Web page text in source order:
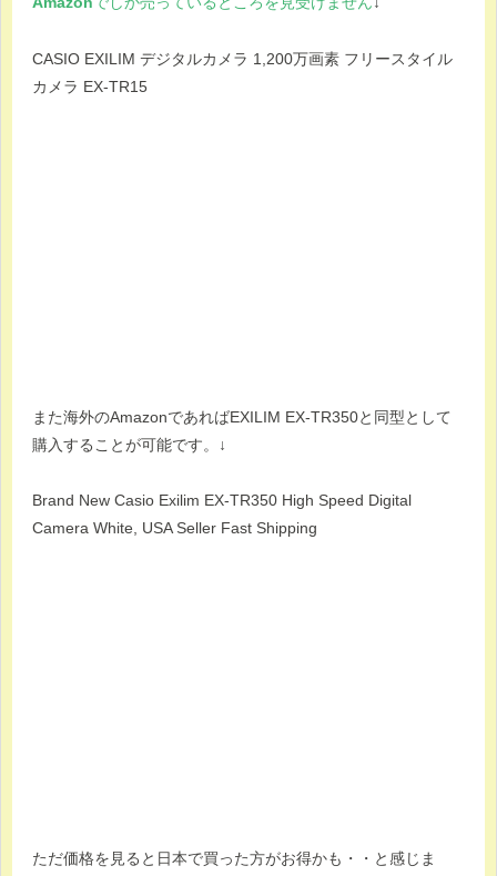
CASIO EXILIM デジタルカメラ 1,200万画素 フリースタイル
カメラ EX-TR15
また海外のAmazonであればEXILIM EX-TR350と同型として
購入することが可能です。↓
Brand New Casio Exilim EX-TR350 High Speed Digital
Camera White, USA Seller Fast Shipping
ただ価格を見ると日本で買った方がお得かも・・と感じま